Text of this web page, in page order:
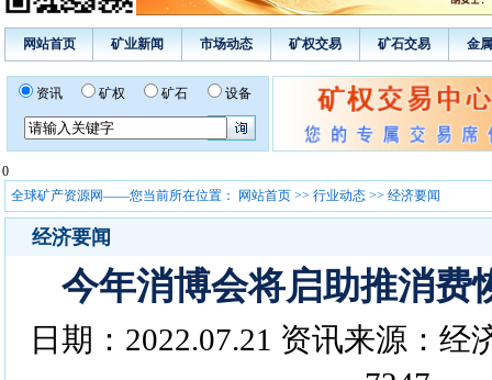
网站首页 矿业新闻 市场动态 矿权交易 矿石交易 金
资讯 矿权 矿石 设备
0
全球矿产资源网——您当前所在位置：
网站首页 >> 行业动态 >> 经济要闻
经济要闻
今年消博会将启助推消费
日期：2022.07.21 资讯来源：经